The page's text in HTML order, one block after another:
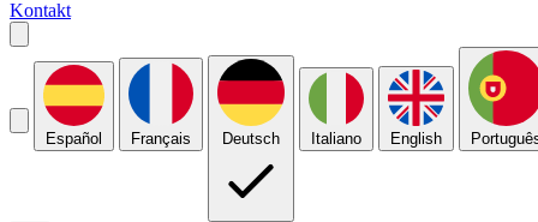
Kontakt
Español Français Deutsch Italiano English